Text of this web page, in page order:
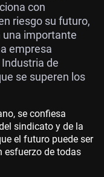
con
riesgo su futuro,
una importante
empresa
de
se superen los
se confiesa
sindicato y de la
el futuro puede ser
esfuerzo de todas